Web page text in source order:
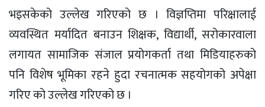
भइसकेको उल्लेख गरिएकाे छ । विज्ञप्तिमा परिक्षालाई
व्यवस्थित मर्यादित बनाउन शिक्षक, विद्यार्थी, सरोकारवाला
लगायत सामाजिक संजाल प्रयोगकर्ता तथा मिडियाहरुको
पनि विशेष भूमिका रहने हुदा रचनात्मक सहयोगको अपेक्षा
गरिए काे उल्लेख गरिएको छ ।